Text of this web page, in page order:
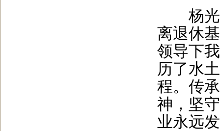
杨光
离退休
领导下
历了水
程。传
神，坚
业永远